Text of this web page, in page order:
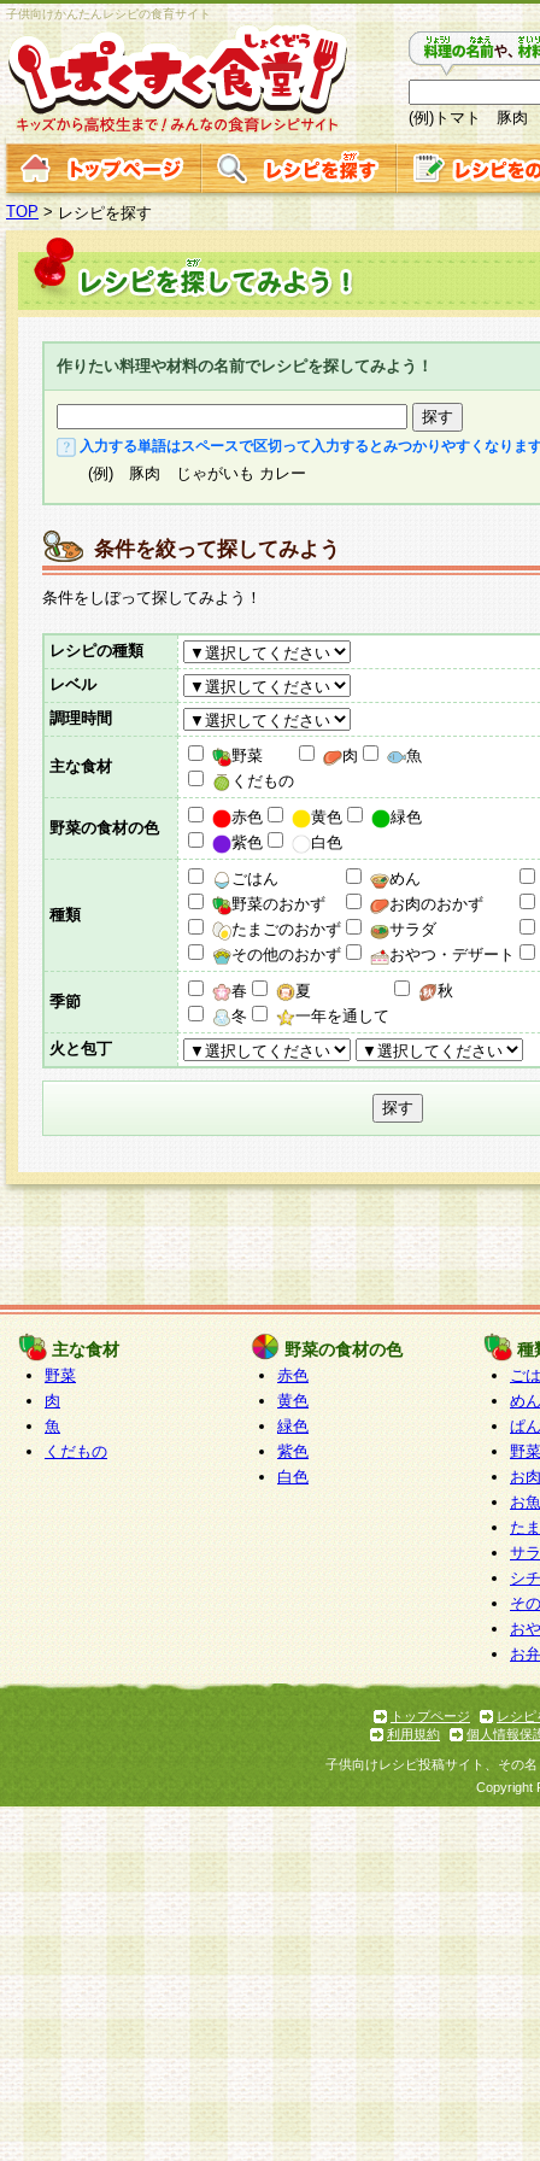
子供向けかんたんレシピの食育サイト
(例)トマト 豚肉
TOP > レシピを探す
作りたい料理や材料の名前でレシピを探してみよう！
入力する単語はスペースで区切って入力するとみつかりやすくなりま
(例) 豚肉 じゃがいも カレー
条件を絞って探してみよう
条件をしぼって探してみよう！
レシピの種類
レベル
調理時間
主な食材
野菜 肉
魚
くだもの
野菜の食材の色
赤色 黄色
緑色
紫色
白色
種類
ごはん
めん
野菜のおかず
お肉のおかず
たまごのおかず
サラダ
その他のおかず
おやつ・デザート
季節
春 夏
秋
冬
一年を通して
火と包丁
主な食材
野菜
肉
魚
くだもの
野菜の食材の色
赤色
黄色
緑色
紫色
白色
種
ご
めん
ぱん
野
お
お
た
サ
シ
そ
お
お
トップページ
レシピ
利用規約
個人情報保
子供向けレシピ投稿サイト、その
Copyright